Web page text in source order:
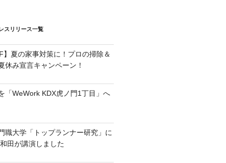
スリリース一覧
】夏の家事対策に！プロの掃除＆
休み宣言キャンペーン！
「WeWork KDX虎ノ門1丁目」へ
職大学「トップランナー研究」に
田が講演しました